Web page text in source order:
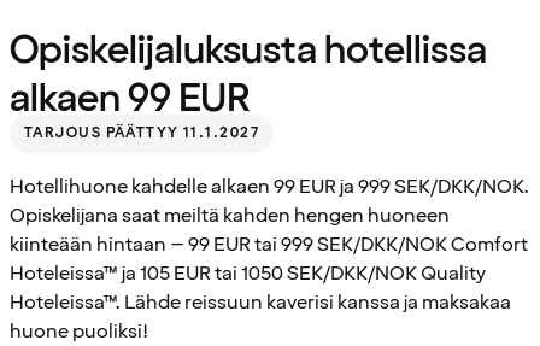
Opiskelijaluksusta hotellissa
alkaen 99 EUR
TARJOUS PÄÄTTYY 11.1.2027
Hotellihuone kahdelle alkaen 99 EUR ja 999 SEK/DKK/NOK.
Opiskelijana saat meiltä kahden hengen huoneen
kiinteään hintaan – 99 EUR tai 999 SEK/DKK/NOK Comfort
Hoteleissa™ ja 105 EUR tai 1050 SEK/DKK/NOK Quality
Hoteleissa™. Lähde reissuun kaverisi kanssa ja maksakaa
huone puoliksi!